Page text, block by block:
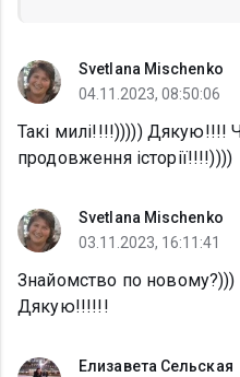
Svetlana Mischenko
04.11.2023, 08:50:06
Такі милі!!!!))))) Дякую!!!!
продовження історії!!!!))))
Svetlana Mischenko
03.11.2023, 16:11:41
Знайомство по новому?)))
Дякую!!!!!!
Елизавета Сельская